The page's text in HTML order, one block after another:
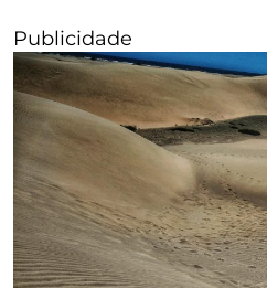
Publicidade